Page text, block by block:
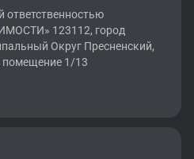
ответственностью
123112, город
Округ Пресненский,
помещение 1/13